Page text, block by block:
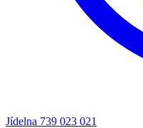
Jídelna 739 023 021